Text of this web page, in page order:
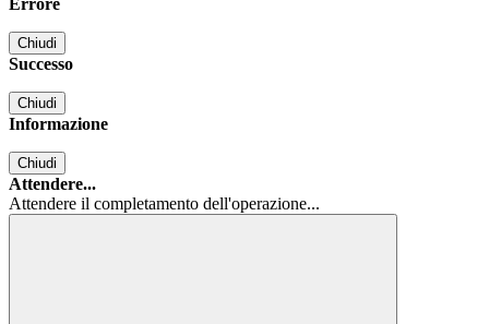
Errore
Chiudi
Successo
Chiudi
Informazione
Chiudi
Attendere...
Attendere il completamento dell'operazione...